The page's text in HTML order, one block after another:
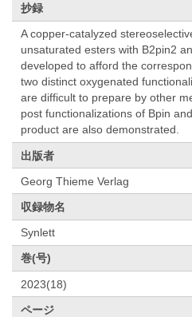
抄録
A copper-catalyzed
unsaturated esters with B2pin2
developed to afford the
two distinct oxygenated
are difficult to prepare by other
post functionalizations of Bpin
product are also demonstrated.
出版者
Georg Thieme Verlag
収録物名
Synlett
巻(号)
2023(18)
ページ